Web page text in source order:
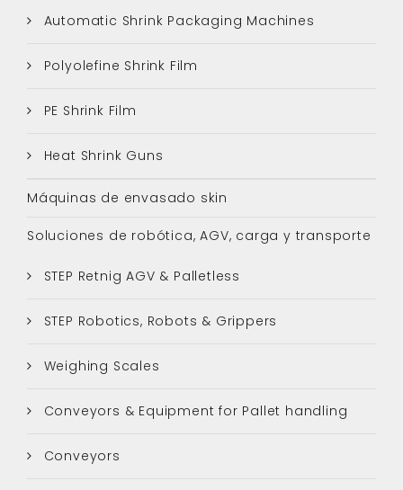
Automatic Shrink Packaging Machines
Polyolefine Shrink Film
PE Shrink Film
Heat Shrink Guns
Máquinas de envasado skin
Soluciones de robótica, AGV, carga y transporte
STEP Retnig AGV & Palletless
STEP Robotics, Robots & Grippers
Weighing Scales
Conveyors & Equipment for Pallet handling
Conveyors